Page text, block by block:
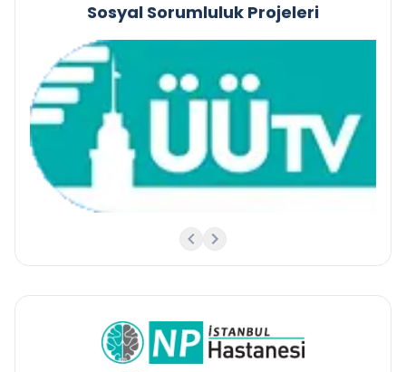
Sosyal Sorumluluk Projeleri